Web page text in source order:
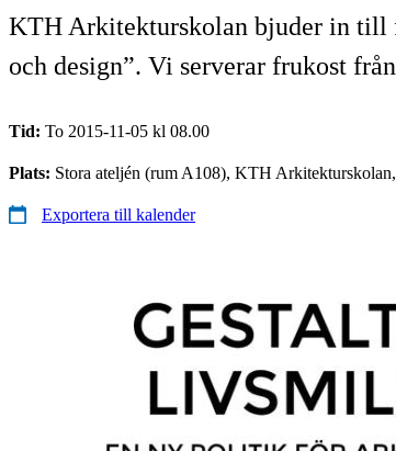
KTH Arkitekturskolan bjuder in till
och design”. Vi serverar frukost
Tid: To 2015-11-05 kl 08.00
Plats: Stora ateljén (rum A108), KTH
Exportera till kalender